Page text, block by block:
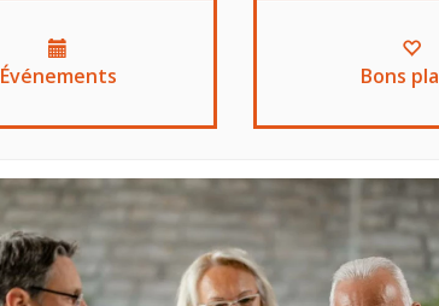
Événements Bons